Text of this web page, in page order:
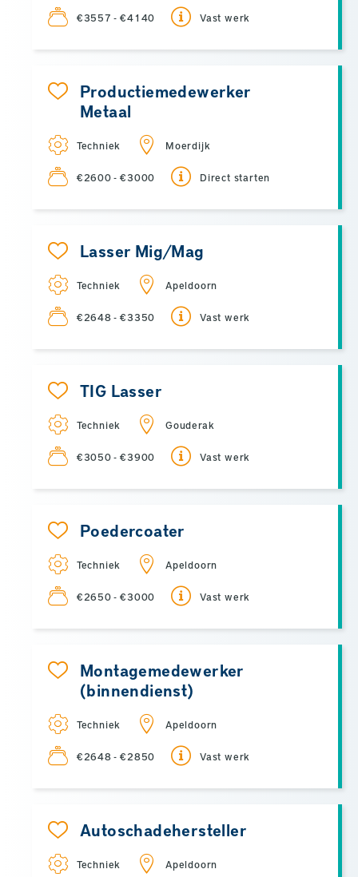
€3557 - €4140 Vast werk
Productiemedewerker
Metaal
Techniek Moerdijk
€2600 - €3000 Direct starten
Lasser Mig/Mag
Techniek Apeldoorn
€2648 - €3350 Vast werk
TIG Lasser
Techniek Gouderak
€3050 - €3900 Vast werk
Poedercoater
Techniek Apeldoorn
€2650 - €3000 Vast werk
Montagemedewerker
(binnendienst)
Techniek Apeldoorn
€2648 - €2850 Vast werk
Autoschadehersteller
Techniek Apeldoorn